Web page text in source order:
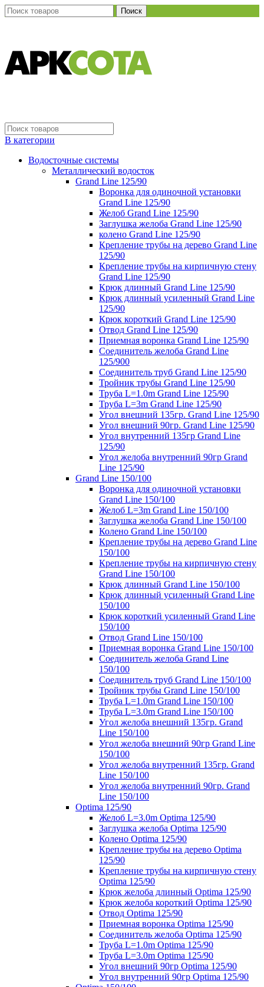
Поиск
В категории
Водосточные системы
Металлический водосток
Grand Line 125/90
Воронка для одиночной установки
Grand Line 125/90
Желоб Grand Line 125/90
Заглушка желоба Grand Line 125/90
колено Grand Line 125/90
Крепление трубы на дерево Grand Line
125/90
Крепление трубы на кирпичную стену
Grand Line 125/90
Крюк длинный Grand Line 125/90
Крюк длинный усиленный Grand Line
125/90
Крюк короткий Grand Line 125/90
Отвод Grand Line 125/90
Приемная воронка Grand Line 125/90
Соединитель желоба Grand Line
125/900
Соединитель труб Grand Line 125/90
Тройник трубы Grand Line 125/90
Труба L=1.0m Grand Line 125/90
Труба L=3m Grand Line 125/90
Угол внешний 135гр. Grand Line 125/90
Угол внешний 90гр. Grand Line 125/90
Угол внутренний 135гр Grand Line
125/90
Угол желоба внутренний 90гр Grand
Line 125/90
Grand Line 150/100
Воронка для одиночной установки
Grand Line 150/100
Желоб L=3m Grand Line 150/100
Заглушка желоба Grand Line 150/100
Колено Grand Line 150/100
Крепление трубы на дерево Grand Line
150/100
Крепление трубы на кирпичную стену
Grand Line 150/100
Крюк длинный Grand Line 150/100
Крюк длинный усиленный Grand Line
150/100
Крюк короткий усиленный Grand Line
150/100
Отвод Grand Line 150/100
Приемная воронка Grand Line 150/100
Соединитель желоба Grand Line
150/100
Соединитель труб Grand Line 150/100
Тройник трубы Grand Line 150/100
Труба L=1.0m Grand Line 150/100
Труба L=3.0m Grand Line 150/100
Угол желоба внешний 135гр. Grand
Line 150/100
Угол желоба внешний 90гр Grand Line
150/100
Угол желоба внутренний 135гр. Grand
Line 150/100
Угол желоба внутренний 90гр. Grand
Line 150/100
Optima 125/90
Желоб L=3.0m Optima 125/90
Заглушка желоба Optima 125/90
Колено Optima 125/90
Крепление трубы на дерево Optima
125/90
Крепление трубы на кирпичную стену
Optima 125/90
Крюк желоба длинный Optima 125/90
Крюк желоба короткий Optima 125/90
Отвод Optima 125/90
Приемная воронка Optima 125/90
Соединитель желоба Optima 125/90
Труба L=1.0m Optima 125/90
Труба L=3.0m Optima 125/90
Угол внешний 90гр Optima 125/90
Угол внутренний 90гр Optima 125/90